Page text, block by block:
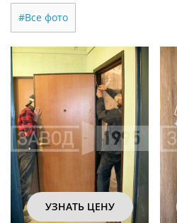
#Все фото
УЗНАТЬ ЦЕНУ